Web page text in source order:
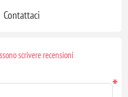
Contattaci
scrivere recensioni
*